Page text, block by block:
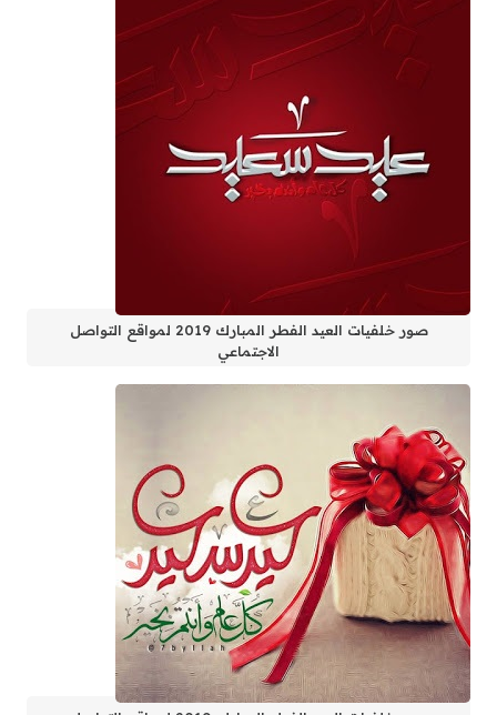
صور خلفيات العيد الفطر المبارك 2019 لمواقع التواصل
الاجتماعي